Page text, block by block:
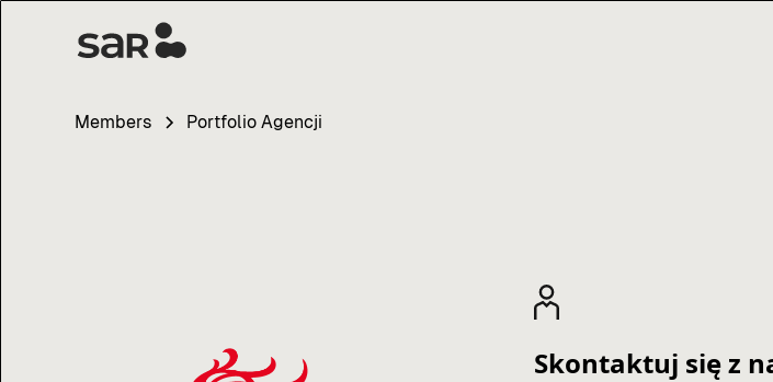
Members Portfolio Agencji
Skontaktuj się z